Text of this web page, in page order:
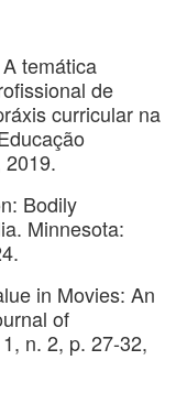
temática
de
curricular na
Bodily
Minnesota:
in Movies: An
of
n. 2, p. 27-32,